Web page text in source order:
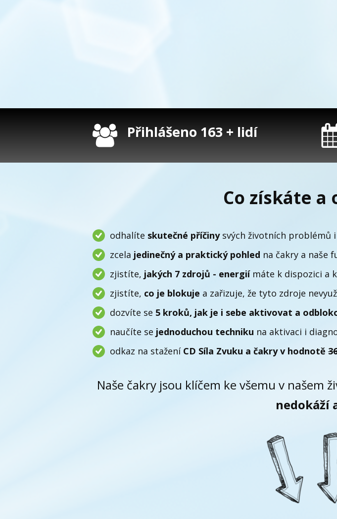
Přihlášeno 163 + lidí
Co získáte a
odhalíte skutečné příčinysvých životních problémů
zcela jedinečný a praktický pohled na čakry a naše
zjistíte, jakých 7 zdrojů - energiímáte k dispozici a
zjistíte, co je blokuje a zařizuje, že tyto zdroje
dozvíte se 5 kroků, jak je i sebe aktivovat a
naučíte se jednoduchou techniku na aktivaci i
odkaz na stažení CD Síla Zvuku a čakry v hodnotě
Naše čakry jsou klíčem ke všemu v našem
nedokáží